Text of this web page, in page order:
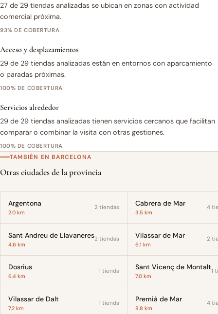
27 de 29 tiendas analizadas se ubican en zonas con actividad
comercial próxima.
93% DE COBERTURA
Acceso y desplazamientos
29 de 29 tiendas analizadas están en entornos con aparcamiento
o paradas próximas.
100% DE COBERTURA
Servicios alrededor
29 de 29 tiendas analizadas tienen servicios cercanos que facilitan
comparar o combinar la visita con otras gestiones.
100% DE COBERTURA
TAMBIÉN EN BARCELONA
Otras ciudades de la provincia
Argentona
2.0 km
2 tiendas Cabrera de Mar
3.5 km
4
Sant Andreu de Llavaneres
4.6 km
2 tiendas Vilassar de Mar
6.1 km
2
Dosrius
6.4 km
1 tienda Sant Vicenç de Montalt
7.0 km
1
Vilassar de Dalt
7.2 km
1 tienda Premià de Mar
8.8 km
4